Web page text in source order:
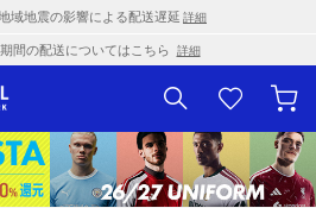
域地震の影響による配送遅延 詳細
期間の配送についてはこちら 詳細